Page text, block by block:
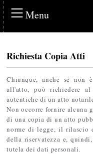
Menu
Richiesta Copia Atti
Chiunque, anche se non
all'atto, può richiedere
autentiche di un atto
Non occorre fornire alcuna
di una copia di un atto
norme di legge, il rilascio
della riservatezza e,
tutela dei dati personali.